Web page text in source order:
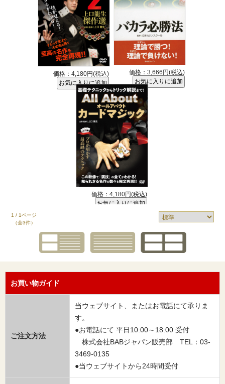
価格：4,180円(税込) 価格：3,666円(税込)
価格：4,180円(税込)
1 / 1ページ
（全3件）
お買い物ガイド
ご注文方法
当ウェブサイト、またはお電話にて承りま
す。
●お電話にて 平日10:00～18:00 受付
株式会社BABジャパン販売部 TEL：03-
3469-0135
●当ウェブサイトから24時間受付